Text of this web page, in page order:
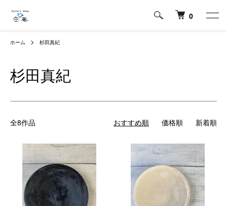
0
ホーム 杉田真紀
杉田真紀
全8作品 おすすめ順 価格順 新着順